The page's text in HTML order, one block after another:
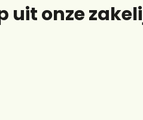
uit onzeboerderij
bij PGS Group